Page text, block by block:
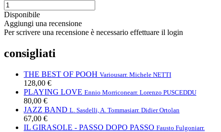
Disponibile
Aggiungi una recensione
Per scrivere una recensione è necessario effettuare il login
consigliati
THE BEST OF POOH Variousarr. Michele NETTI
128,00 €
PLAYING LOVE Ennio Morriconearr. Lorenzo PUSCEDDU
80,00 €
JAZZ BAND L. Sasdelli, A. Tommasiarr. Didier Ortolan
67,00 €
IL GIRASOLE - PASSO DOPO PASSO Fausto Fulgoniarr.